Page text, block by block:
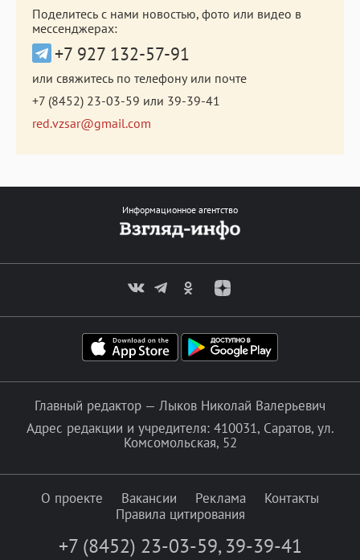
Поделитесь с нами новостью, фото или видео в
мессенджерах:
+7 927 132-57-91
или свяжитесь по телефону или почте
+7 (8452) 23-03-59 или 39-39-41
red.vzsar@gmail.com
Информационное агентство
Главный редактор — Лыков Николай Валерьевич
Адрес редакции и учредителя: 410031, Саратов, ул.
Комсомольская, 52
О проекте Вакансии Реклама
Контакты
Правила цитирования
+7 (8452) 23-03-59, 39-39-41